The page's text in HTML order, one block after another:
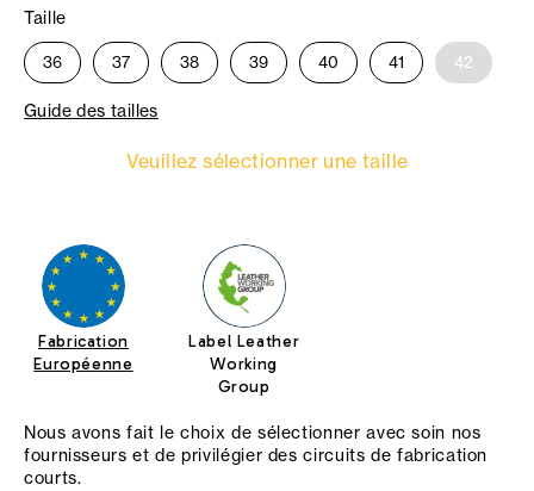
Taille
36 37 38 39 40 41 42
Guide des tailles
Veuillez sélectionner une taille
Fabrication
Européenne
Label Leather
Working
Group
Nous avons fait le choix de sélectionner avec soin nos
fournisseurs et de privilégier des circuits de fabrication
courts.